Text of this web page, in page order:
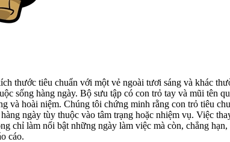
thước tiêu chuẩn với một vẻ ngoài tươi sáng và khác
sống hàng ngày. Bộ sưu tập có con trỏ tay và mũi tên
và hoài niệm. Chúng tôi chứng minh rằng con trỏ tiêu
ngày tùy thuộc vào tâm trạng hoặc nhiệm vụ. Việc
chỉ làm nổi bật những ngày làm việc mà còn, chẳng
cáo.